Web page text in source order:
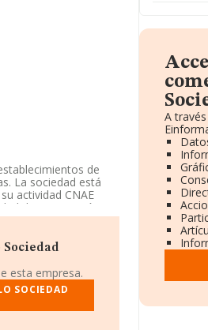
de
La sociedad está
actividad CNAE
de importación
, con NIF
de Martos,
a nivel
de la
esta empresa.
SOCIEDAD
A